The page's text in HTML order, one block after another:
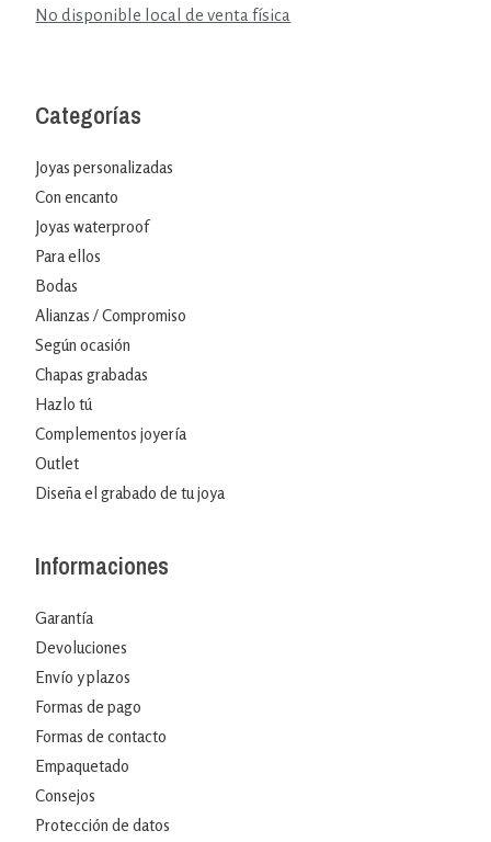
No disponible local de venta física
Categorías
Joyas personalizadas
Con encanto
Joyas waterproof
Para ellos
Bodas
Alianzas / Compromiso
Según ocasión
Chapas grabadas
Hazlo tú
Complementos joyería
Outlet
Diseña el grabado de tu joya
Informaciones
Garantía
Devoluciones
Envío y plazos
Formas de pago
Formas de contacto
Empaquetado
Consejos
Protección de datos